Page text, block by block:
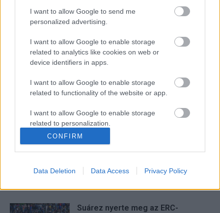
I want to allow Google to send me
personalized advertising.
I want to allow Google to enable storage
related to analytics like cookies on web or
device identifiers in apps.
I want to allow Google to enable storage
related to functionality of the website or app.
I want to allow Google to enable storage
related to personalization.
I want to allow Google to enable storage
related to security, including authentication
user protection.
CONFIRM
Data Deletion Data Access Privacy Policy
Tamás Gyula
Zemplén Rally 2024
Hund Gábor
Suárez nyerte meg az ERC-